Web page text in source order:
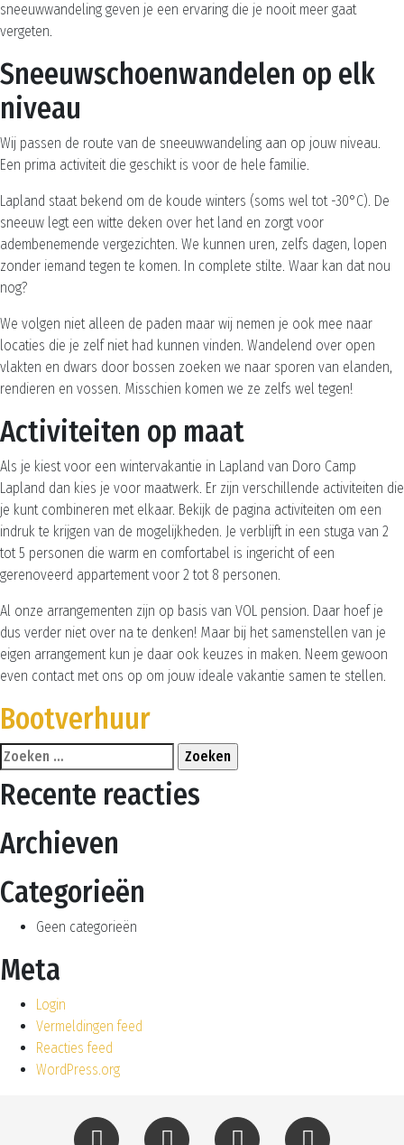
sneeuwwandeling geven je een ervaring die je nooit meer gaat
vergeten.
Sneeuwschoenwandelen op elk
niveau
Wij passen de route van de sneeuwwandeling aan op jouw niveau.
Een prima activiteit die geschikt is voor de hele familie.
Lapland staat bekend om de koude winters (soms wel tot -30°C). De
sneeuw legt een witte deken over het land en zorgt voor
adembenemende vergezichten. We kunnen uren, zelfs dagen, lopen
zonder iemand tegen te komen. In complete stilte. Waar kan dat nou
nog?
We volgen niet alleen de paden maar wij nemen je ook mee naar
locaties die je zelf niet had kunnen vinden. Wandelend over open
vlakten en dwars door bossen zoeken we naar sporen van elanden,
rendieren en vossen. Misschien komen we ze zelfs wel tegen!
Activiteiten op maat
Als je kiest voor een wintervakantie in Lapland van Doro Camp
Lapland dan kies je voor maatwerk. Er zijn verschillende activiteiten die
je kunt combineren met elkaar. Bekijk de pagina activiteiten om een
indruk te krijgen van de mogelijkheden. Je verblijft in een stuga van 2
tot 5 personen die warm en comfortabel is ingericht of een
gerenoveerd appartement voor 2 tot 8 personen.
Al onze arrangementen zijn op basis van VOL pension. Daar hoef je
dus verder niet over na te denken! Maar bij het samenstellen van je
eigen arrangement kun je daar ook keuzes in maken. Neem gewoon
even contact met ons op om jouw ideale vakantie samen te stellen.
Bootverhuur
Zoeken
naar:
Recente reacties
Archieven
Categorieën
Geen categorieën
Meta
Login
Vermeldingen feed
Reacties feed
WordPress.org